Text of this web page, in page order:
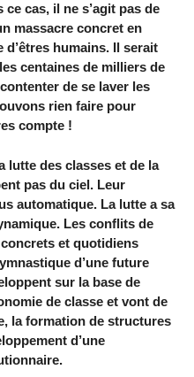
cas, il ne s’agit pas de
massacre concret en
d’êtres humains. Il serait
centaines de milliers de
de se laver les
rien faire pour
compte !
lutte des classes et de la
pas du ciel. Leur
automatique. La lutte a sa
Les conflits de
et quotidiens
d’une future
sur la base de
de classe et vont de
la formation de structures
d’une